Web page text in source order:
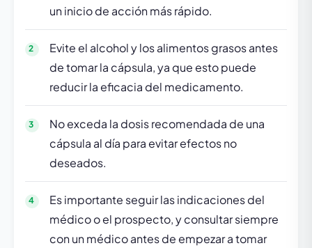
un inicio de acción más rápido.
Evite el alcohol y los alimentos grasos antes
de tomar la cápsula, ya que esto puede
reducir la eficacia del medicamento.
No exceda la dosis recomendada de una
cápsula al día para evitar efectos no
deseados.
Es importante seguir las indicaciones del
médico o el prospecto, y consultar siempre
con un médico antes de empezar a tomar